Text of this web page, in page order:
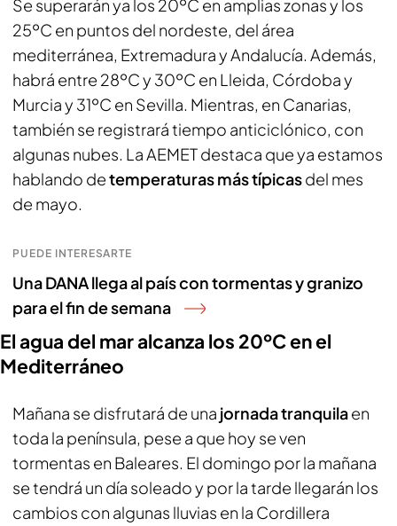
Se superarán ya los 20ºC en amplias zonas y los
25ºC en puntos del nordeste, del área
mediterránea, Extremadura y Andalucía. Además,
habrá entre 28ºC y 30ºC en Lleida, Córdoba y
Murcia y 31ºC en Sevilla. Mientras, en Canarias,
también se registrará tiempo anticiclónico, con
algunas nubes. La AEMET destaca que ya estamos
hablando detemperaturas más típicasdel mes
de mayo.
PUEDE INTERESARTE
Una DANA llega al país con tormentas y granizo
para el fin de semana
El agua del mar alcanza los 20ºC en el
Mediterráneo
Mañana se disfrutará de una jornada tranquilaen
toda la península, pese a que hoy se ven
tormentas en Baleares. El domingo por la mañana
se tendrá un día soleado y por la tarde llegarán los
cambios con algunas lluvias en la Cordillera